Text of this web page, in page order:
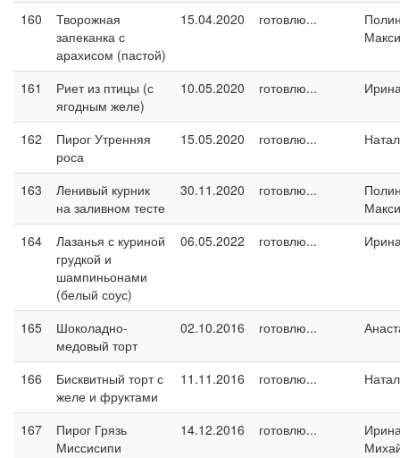
160
Творожная
запеканка с
арахисом (пастой)
15.04.2020 готовлю...
161
Риет из птицы (с
ягодным желе)
10.05.2020 готовлю...
162
Пирог Утренняя
роса
15.05.2020 готовлю...
163
Ленивый курник
на заливном тесте
30.11.2020 готовлю...
164
Лазанья с куриной
грудкой и
шампиньонами
(белый соус)
06.05.2022 готовлю...
165
Шоколадно-
медовый торт
02.10.2016 готовлю...
166
Бисквитный торт с
желе и фруктами
11.11.2016 готовлю...
167
Пирог Грязь
Миссисипи
14.12.2016 готовлю...